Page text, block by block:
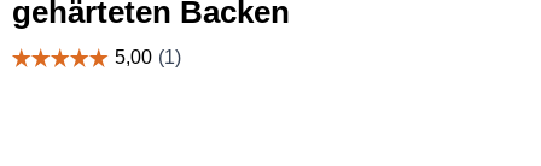
gehärteten Backen